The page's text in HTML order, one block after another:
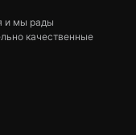
и мы рады
качественные